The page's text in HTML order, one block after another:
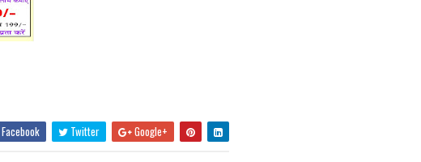
Facebook Twitter Google+